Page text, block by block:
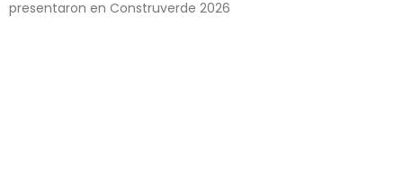
presentaron en Construverde 2026